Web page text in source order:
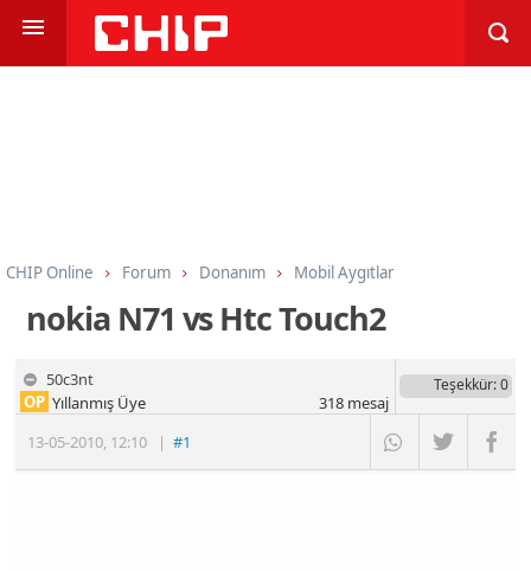
CHIP Online Forum Donanım Mobil Aygıtlar
nokia N71 vs Htc Touch2
50c3nt
13-05-2010, 12:10 |#1
OP Yıllanmış Üye
Teşekkür: 0
318mesaj